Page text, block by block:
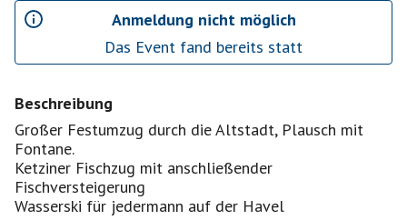
Anmeldung nicht möglich
Das Event fand bereits statt
Beschreibung
Großer Festumzug durch die Altstadt, Plausch mit
Fontane.
Ketziner Fischzug mit anschließender
Fischversteigerung
Wasserski für jedermann auf der Havel